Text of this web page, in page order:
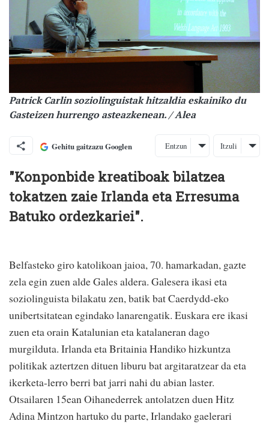
Patrick Carlin soziolinguistak hitzaldia eskainiko du
Gasteizen hurrengo asteazkenean. / Alea
Gehitu gaitzazu Googlen Entzun Itzuli
"Konponbide kreatiboak bilatzea
tokatzen zaie Irlanda eta Erresuma
Batuko ordezkariei".
Belfasteko giro katolikoan jaioa, 70. hamarkadan, gazte
zela egin zuen alde Gales aldera. Galesera ikasi eta
soziolinguista bilakatu zen, batik bat Caerdydd-eko
unibertsitatean egindako lanarengatik. Euskara ere ikasi
zuen eta orain Katalunian eta katalaneran dago
murgilduta. Irlanda eta Britainia Handiko hizkuntza
politikak aztertzen dituen liburu bat argitaratzear da eta
ikerketa-lerro berri bat jarri nahi du abian laster.
Otsailaren 15ean Oihanederrek antolatzen duen Hitz
Adina Mintzon hartuko du parte, Irlandako gaelerari